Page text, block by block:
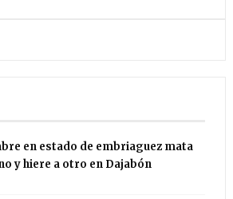
en estado de embriaguez mata
y hiere a otro en Dajabón